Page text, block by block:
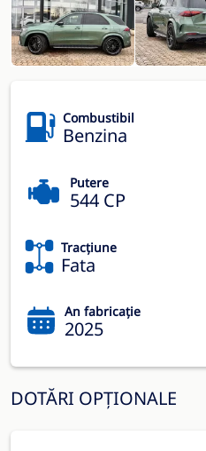
Combustibil
Benzina
Putere
544 CP
Tracțiune
Fata
An fabricație
2025
DOTĂRI OPȚIONALE